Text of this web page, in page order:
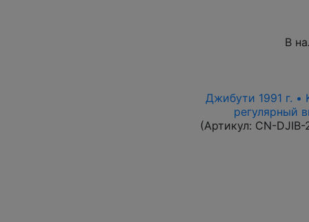
В
Джибути 1991 г. •
регулярный
(Артикул: CN-DJIB-